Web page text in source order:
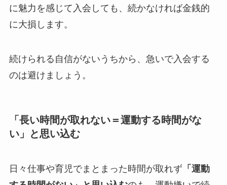
に魅力を感じて入会しても、続かなければ金銭的
に大損します。
続けられる自信がないうちから、急いで入会する
のは避けましょう。
「長い時間が取れない＝運動する時間がな
い」と思い込む
日々仕事や育児でまとまった時間が取れず 「運動